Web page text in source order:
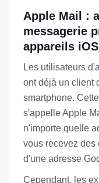
Apple Mail :
messagerie
appareils iOS
Les utilisateurs
ont déjà un client
smartphone.
s'appelle Apple
n'importe quelle
vous recevez des
d'une adresse
Cependant, les